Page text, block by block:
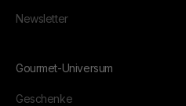
Newsletter
Gourmet-Universum
Geschenke